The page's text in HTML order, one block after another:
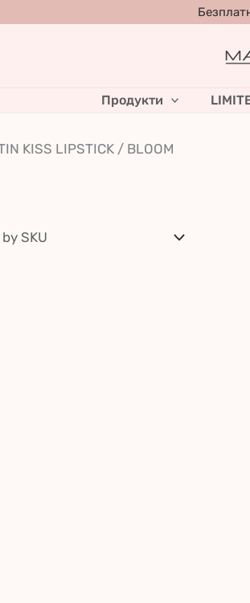
Продукти
KISS LIPSTICK / BLOOM